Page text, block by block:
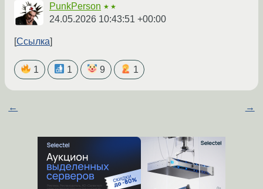
PunkPerson ★★
24.05.2026 10:43:51 +00:00
Ссылка
1 1 9 1
← →